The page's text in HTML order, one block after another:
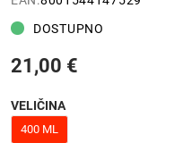
DOSTUPNO
21,00 €
VELIČINA
400 ML